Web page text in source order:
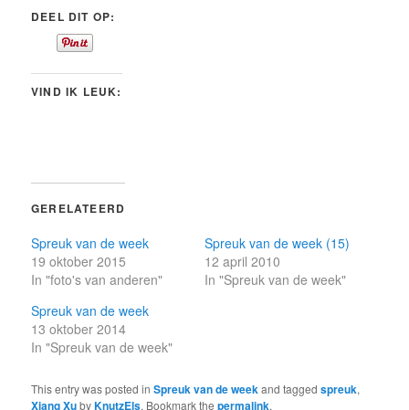
DEEL DIT OP:
VIND IK LEUK:
GERELATEERD
Spreuk van de week
19 oktober 2015
In "foto's van anderen"
Spreuk van de week (15)
12 april 2010
In "Spreuk van de week"
Spreuk van de week
13 oktober 2014
In "Spreuk van de week"
This entry was posted inSpreuk van de weekand taggedspreuk,
Xiang XubyKnutzEls. Bookmark thepermalink.